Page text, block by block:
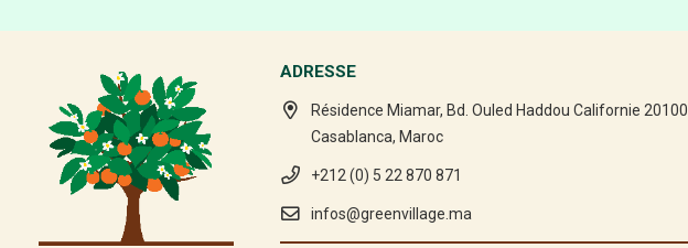
ADRESSE
Résidence Miamar, Bd. Ouled Haddou Californie 20100
Casablanca, Maroc
+212 (0) 5 22 870 871
infos@greenvillage.ma